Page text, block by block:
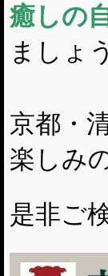
癒しの
ましょ
京都・
楽しみ
是非ご